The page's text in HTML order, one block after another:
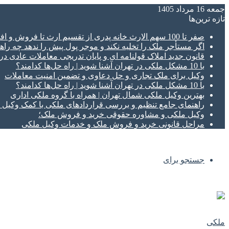
جمعه 16 مرداد 1405
تازه‌ ترین‌ها
صفر تا 100 سهم الارث خانه پدری از تقسیم ارث تا فروش و افراز ملک ورثه ای
اگر مستأجر ملک را تخلیه نکند و موجر پول پیش را ندهد چه
قانون جدید املاک قولنامه ای و پایان تدریجی معاملات عادی
با 10 مشکل ملکی در تهران آشنا شوید | راه حل‌ها کدامند؟
وکیل برای ملک تجاری و حل دعاوی و تضمین امنیت معاملات
با 10 مشکل ملکی در تهران آشنا شوید | راه حل‌ها کدامند؟
بهترین وکیل ملکی شمال تهران | همراه با گروه ملکی اداری
راهنمای جامع تنظیم و بررسی قراردادهای ملکی با کمک
وکیل ملکی و مشاوره حقوقی خرید و فروش ملک؛
مراحل قانونی خرید و فروش ملک و خدمات وکیل ملکی
جستجو برای